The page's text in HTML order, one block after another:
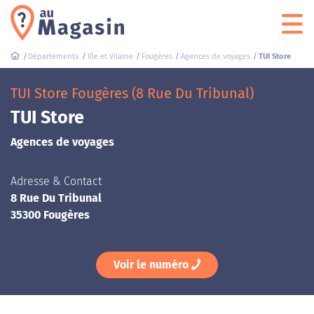
Départements Ille et Vilaine Fougères Agences de voyages TUI Store
TUI Store Fougères (8 Rue Du Tribunal)
TUI Store
Agences de voyages
Adresse & Contact
8 Rue Du Tribunal
35300 Fougères
Voir le numéro